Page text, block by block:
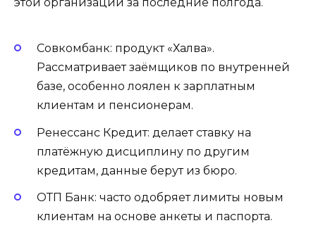
Совкомбанк: продукт «Халва».
Рассматривает заёмщиков по внутренней
базе, особенно лоялен к зарплатным
клиентам и пенсионерам.
Ренессанс Кредит: делает ставку на
платёжную дисциплину по другим
кредитам, данные берут из бюро.
ОТП Банк: часто одобряет лимиты новым
клиентам на основе анкеты и паспорта.